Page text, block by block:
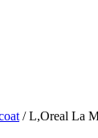
/ L,Oreal La